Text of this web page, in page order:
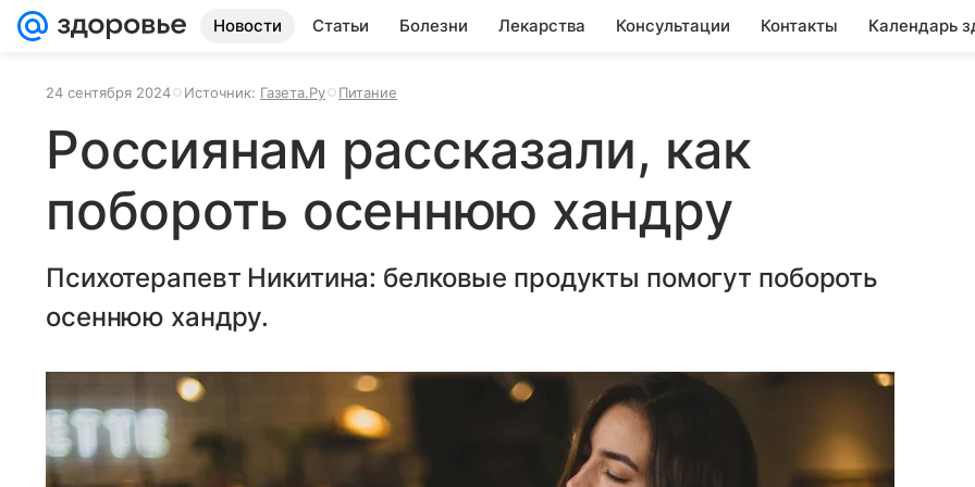
Новости Статьи Болезни Лекарства Консультации Контакты Календарь
24 сентября 2024 Источник: Газета.Ру Питание
Россиянам рассказали, как
побороть осеннюю хандру
Психотерапевт Никитина: белковые продукты помогут побороть
осеннюю хандру.